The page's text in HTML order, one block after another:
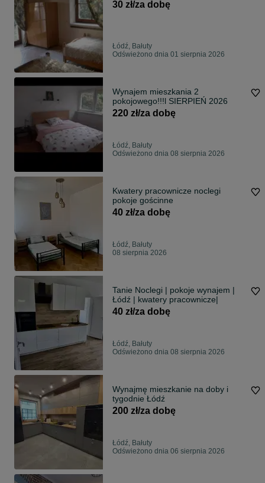
30 zł/za dobę
Łódź, Bałuty
Odświeżono dnia 01 sierpnia 2026
Wynajem mieszkania 2
pokojowego!!!l SIERPIEŃ 2026
220 zł/za dobę
Łódź, Bałuty
Odświeżono dnia 08 sierpnia 2026
Kwatery pracownicze noclegi
pokoje gościnne
40 zł/za dobę
Łódź, Bałuty
08 sierpnia 2026
Tanie Noclegi | pokoje wynajem |
Łódź | kwatery pracownicze|
40 zł/za dobę
Łódź, Bałuty
Odświeżono dnia 08 sierpnia 2026
Wynajmę mieszkanie na doby i
tygodnie Łódź
200 zł/za dobę
Łódź, Bałuty
Odświeżono dnia 06 sierpnia 2026